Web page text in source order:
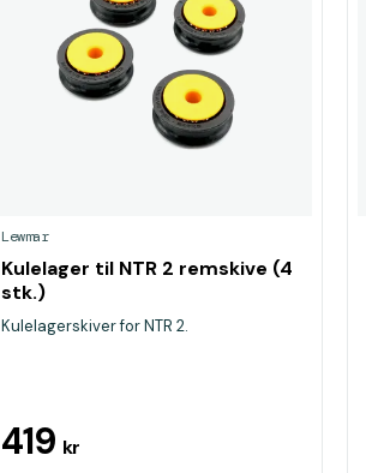
Lewmar
Kulelager til NTR 2 remskive (4
stk.)
Kulelagerskiver for NTR 2.
419 kr